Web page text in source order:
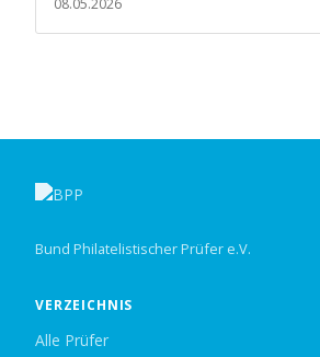
08.05.2026
Bund Philatelistischer Prüfer e.V.
VERZEICHNIS
Alle Prüfer